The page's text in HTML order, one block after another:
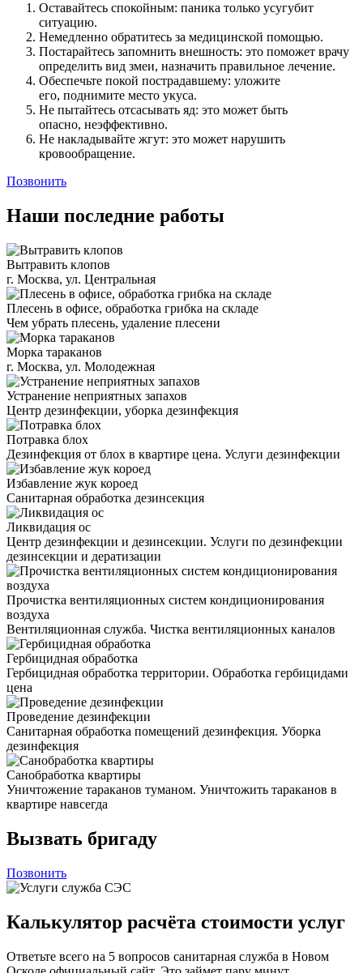
Оставайтесь спокойным: паника только усугубит
ситуацию.
Немедленно обратитесь за медицинской помощью.
Постарайтесь запомнить внешность: это поможет врачу
определить вид змеи, назначить правильное лечение.
Обеспечьте покой пострадавшему: уложите
его, поднимите место укуса.
Не пытайтесь отсасывать яд: это может быть
опасно, неэффективно.
Не накладывайте жгут: это может нарушить
кровообращение.
Позвонить
Наши последние работы
Вытравить клопов
г. Москва, ул. Центральная
Плесень в офисе, обработка грибка на складе
Чем убрать плесень, удаление плесени
Морка тараканов
г. Москва, ул. Молодежная
Устранение неприятных запахов
Центр дезинфекции, уборка дезинфекция
Потравка блох
Дезинфекция от блох в квартире цена. Услуги дезинфекции
Избавление жук короед
Санитарная обработка дезинсекция
Ликвидация ос
Центр дезинфекции и дезинсекции. Услуги по дезинфекции
дезинсекции и дератизации
Прочистка вентиляционных систем кондиционирования
воздуха
Вентиляционная служба. Чистка вентиляционных каналов
Гербицидная обработка
Гербицидная обработка территории. Обработка гербицидами
цена
Проведение дезинфекции
Санитарная обработка помещений дезинфекция. Уборка
дезинфекция
Санобработка квартиры
Уничтожение тараканов туманом. Уничтожить тараканов в
квартире навсегда
Вызвать бригаду
Позвонить
Калькулятор расчёта стоимости услуг
Ответьте всего на 5 вопросов санитарная служба в Новом